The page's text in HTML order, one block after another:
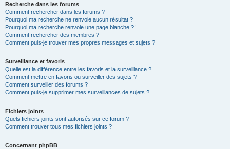
Recherche dans les forums
Comment rechercher dans les forums ?
Pourquoi ma recherche ne renvoie aucun résultat ?
Pourquoi ma recherche renvoie une page blanche ?!
Comment rechercher des membres ?
Comment puis-je trouver mes propres messages et sujets ?
Surveillance et favoris
Quelle est la différence entre les favoris et la surveillance ?
Comment mettre en favoris ou surveiller des sujets ?
Comment surveiller des forums ?
Comment puis-je supprimer mes surveillances de sujets ?
Fichiers joints
Quels fichiers joints sont autorisés sur ce forum ?
Comment trouver tous mes fichiers joints ?
Concernant phpBB